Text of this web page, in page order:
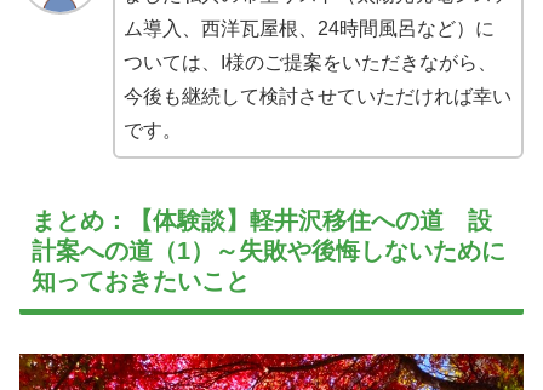
ム導入、西洋瓦屋根、24時間風呂など）に
ついては、I様のご提案をいただきながら、
今後も継続して検討させていただければ幸い
です。
まとめ：【体験談】軽井沢移住への道 設
計案への道（1）～失敗や後悔しないために
知っておきたいこと